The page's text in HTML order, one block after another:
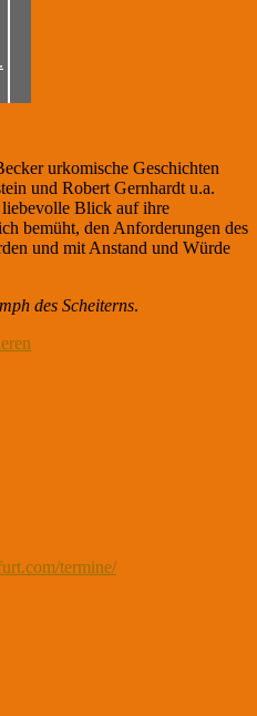
urkomische Geschichten
und Robert Gernhardt u.a.
liebevolle Blick auf ihre
bemüht, den Anforderungen des
und mit Anstand und Würde
des Scheiterns.
termine/